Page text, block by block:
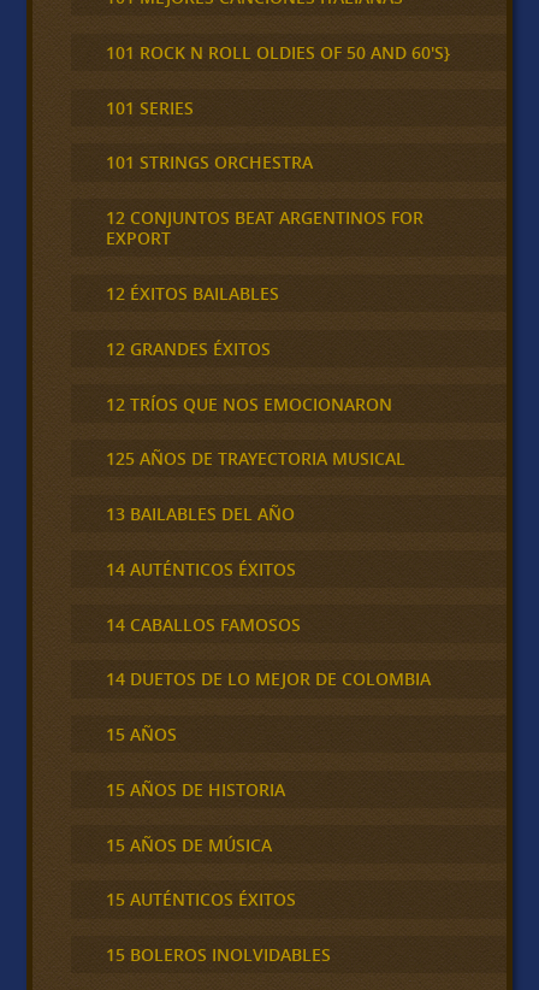
101 ROCK N ROLL OLDIES OF 50 AND 60'S}
101 SERIES
101 STRINGS ORCHESTRA
12 CONJUNTOS BEAT ARGENTINOS FOR
EXPORT
12 ÉXITOS BAILABLES
12 GRANDES ÉXITOS
12 TRÍOS QUE NOS EMOCIONARON
125 AÑOS DE TRAYECTORIA MUSICAL
13 BAILABLES DEL AÑO
14 AUTÉNTICOS ÉXITOS
14 CABALLOS FAMOSOS
14 DUETOS DE LO MEJOR DE COLOMBIA
15 AÑOS
15 AÑOS DE HISTORIA
15 AÑOS DE MÚSICA
15 AUTÉNTICOS ÉXITOS
15 BOLEROS INOLVIDABLES